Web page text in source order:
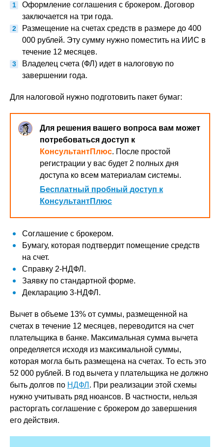
Оформление соглашения с брокером. Договор
заключается на три года.
Размещение на счетах средств в размере до 400
000 рублей. Эту сумму нужно поместить на ИИС в
течение 12 месяцев.
Владелец счета (ФЛ) идет в налоговую по
завершении года.
Для налоговой нужно подготовить пакет бумаг:
Для решения вашего вопроса вам может
потребоваться доступ к
КонсультантПлюс. После простой
регистрации у вас будет 2 полных дня
доступа ко всем материалам системы.
Бесплатный пробный доступ к
КонсультантПлюс
Соглашение с брокером.
Бумагу, которая подтвердит помещение средств
на счет.
Справку 2-НДФЛ.
Заявку по стандартной форме.
Декларацию 3-НДФЛ.
Вычет в объеме 13% от суммы, размещенной на
счетах в течение 12 месяцев, переводится на счет
плательщика в банке. Максимальная сумма вычета
определяется исходя из максимальной суммы,
которая могла быть размещена на счетах. То есть это
52 000 рублей. В год вычета у плательщика не должно
быть долгов по НДФЛ . При реализации этой схемы
нужно учитывать ряд нюансов. В частности, нельзя
расторгать соглашение с брокером до завершения
его действия.